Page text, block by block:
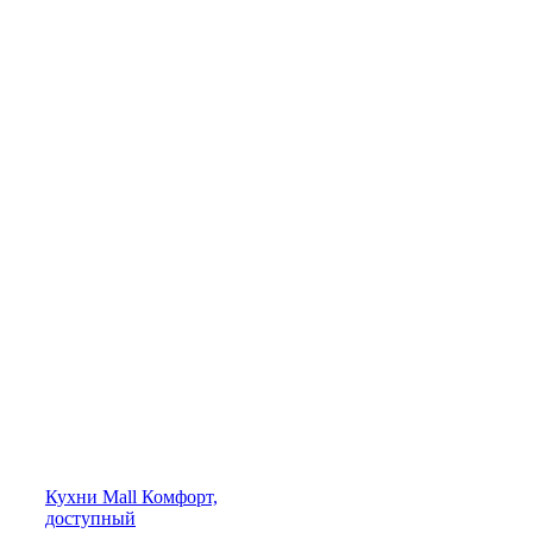
Кухни Mall Комфорт,
доступный